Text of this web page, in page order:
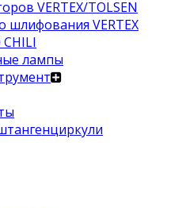
VERTEX/TOLSEN
VERTEX
лампы